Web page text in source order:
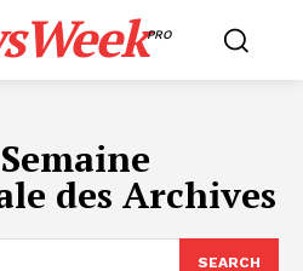
PRO
Semaine
des Archives
SEARCH